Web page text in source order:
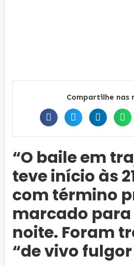
Compartilhe nas
“O baile em
teve início às
com término
marcado
noite. Foram
“de vivo